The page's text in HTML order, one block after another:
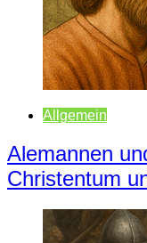
Allgemein
Alemannen
Christentum